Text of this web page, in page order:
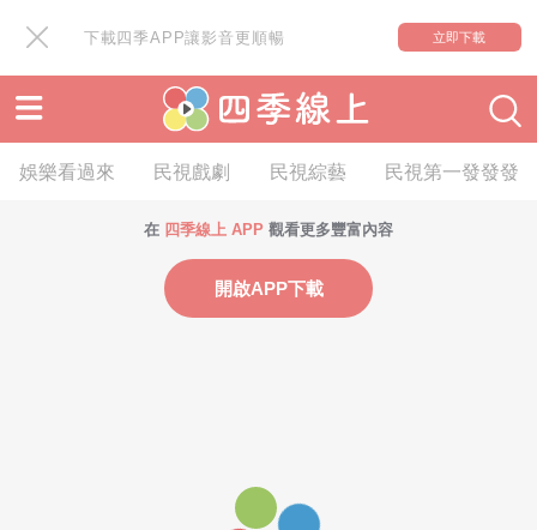
下載四季APP讓影音更順暢 立即下載
娛樂看過來 民視戲劇 民視綜藝 民視第一發發發
在 四季線上 APP 觀看更多豐富內容
開啟APP下載